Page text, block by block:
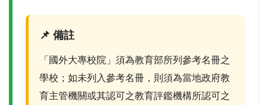
📌 備註
「國外大專校院」須為教育部所列參考名冊之
學校；如未列入參考名冊，則須為當地政府教
育主管機關或其認可之教育評鑑機構所認可之